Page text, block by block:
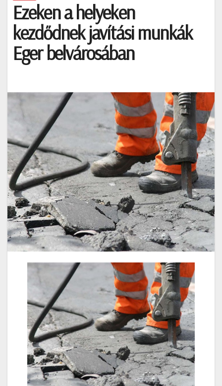
Ezeken a helyeken
kezdődnek javítási munkák
Eger belvárosában